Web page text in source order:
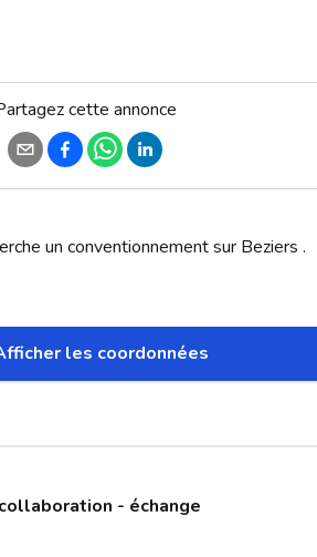
cette annonce
un conventionnement sur Beziers .
les coordonnées
- échange